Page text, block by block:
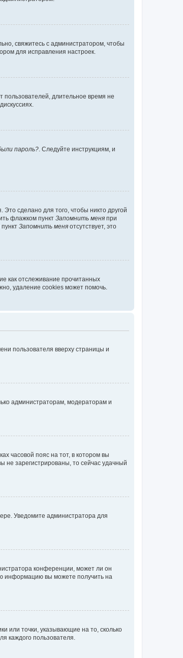
свяжитесь с администратором, чтобы
для исправления настроек.
пользователей, длительное время не
пароль? . Следуйте инструкциям, и
сделано для того, чтобы никто другой
флажком пункт Запомнить меня при
Запомнить меня отсутствует, это
как отслеживание прочитанных
удаление cookies может помочь.
пользователя вверху страницы и
администраторам, модераторам и
часовой пояс на тот, в котором вы
не зарегистрированы, то сейчас удачный
Уведомите администратора для
конференции, может ли он
информацию вы можете получить на
или точки, указывающие на то, сколько
каждого пользователя.